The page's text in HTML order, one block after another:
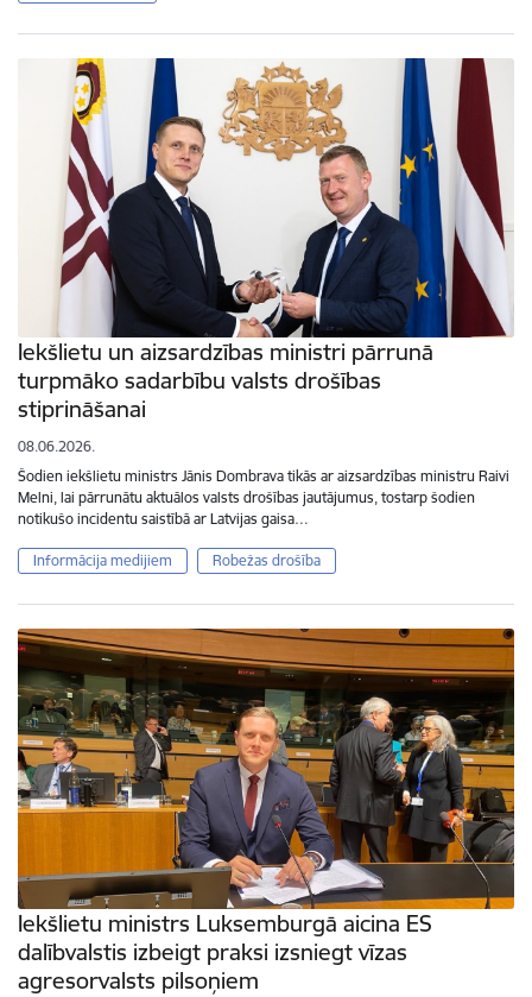
Iekšlietu un aizsardzības ministri pārrunā
turpmāko sadarbību valsts drošības
stiprināšanai
08.06.2026.
Šodien iekšlietu ministrs Jānis Dombrava tikās ar aizsardzības ministru Raivi
Melni, lai pārrunātu aktuālos valsts drošības jautājumus, tostarp šodien
notikušo incidentu saistībā ar Latvijas gaisa…
Informācija medijiem Robežas drošība
Iekšlietu ministrs Luksemburgā aicina ES
dalībvalstis izbeigt praksi izsniegt vīzas
agresorvalsts pilsoņiem